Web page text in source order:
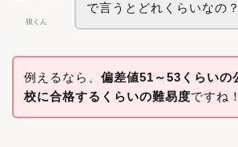
狼くん
で言うとどれくらいなの？
例えるなら、 偏差値51～53くらいの
校に合格するくらいの難易度ですね！